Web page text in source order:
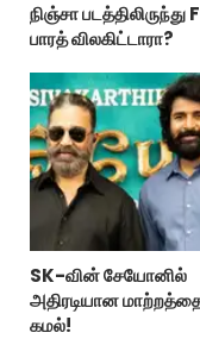
நிஞ்சா
பாரத் விலகிட்டாரா?
SK-வின் சேயோனில்
அதிரடியான
கமல்!